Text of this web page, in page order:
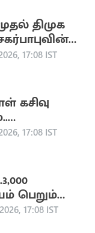
திமுக
பயணம்
17:08 IST
கசிவு
13-வது
17:08 IST
பெறும்
17:08 IST